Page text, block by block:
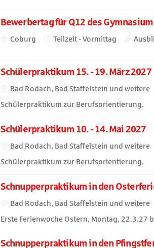
Bewerbertag für Q12 des
Coburg Teilzeit - Vormittag
Schülerpraktikum 15. - 19. März 2027
Bad Rodach, Bad Staffelstein und weitere
Schülerpraktikum zur Berufsorientierung.
Schülerpraktikum 10. - 14. Mai 2027
Bad Rodach, Bad Staffelstein und weitere
Schülerpraktikum zur Berufsorientierung.
Schnupperpraktikum in den
Bad Rodach, Bad Staffelstein und weitere
Erste Ferienwoche Ostern, Montag, 22.3.27
Schnupperpraktikum in den